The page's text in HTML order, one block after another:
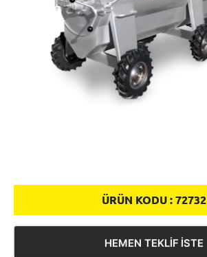
ÜRÜN KODU :72732
HEMEN TEKLİF İSTE